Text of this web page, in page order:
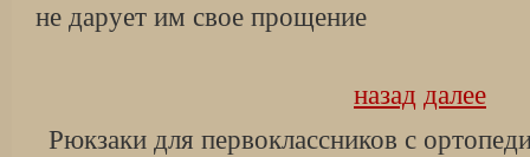
не дарует им свое прощение
назад далее
Рюкзаки для первоклассников с